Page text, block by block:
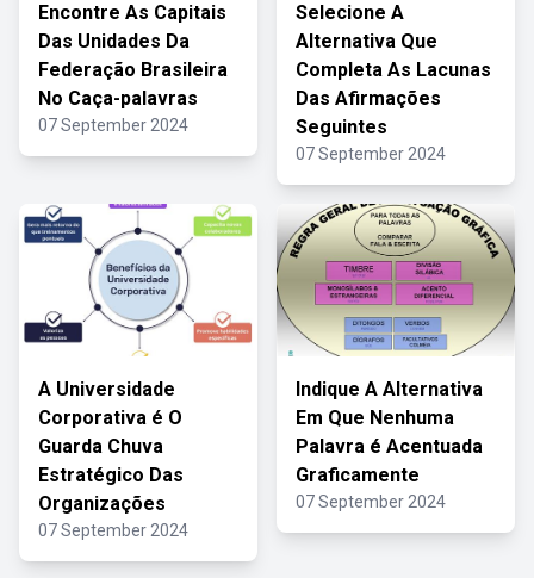
Encontre As Capitais
Das Unidades Da
Federação Brasileira
No Caça-palavras
07 September 2024
Selecione A
Alternativa Que
Completa As Lacunas
Das Afirmações
Seguintes
07 September 2024
A Universidade
Corporativa é O
Guarda Chuva
Estratégico Das
Organizações
07 September 2024
Indique A Alternativa
Em Que Nenhuma
Palavra é Acentuada
Graficamente
07 September 2024